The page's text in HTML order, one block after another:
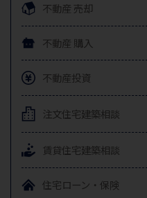
不動産 売却
不動産 購入
不動産投資
注文住宅建築相談
賃貸住宅建築相談
住宅ローン・保険